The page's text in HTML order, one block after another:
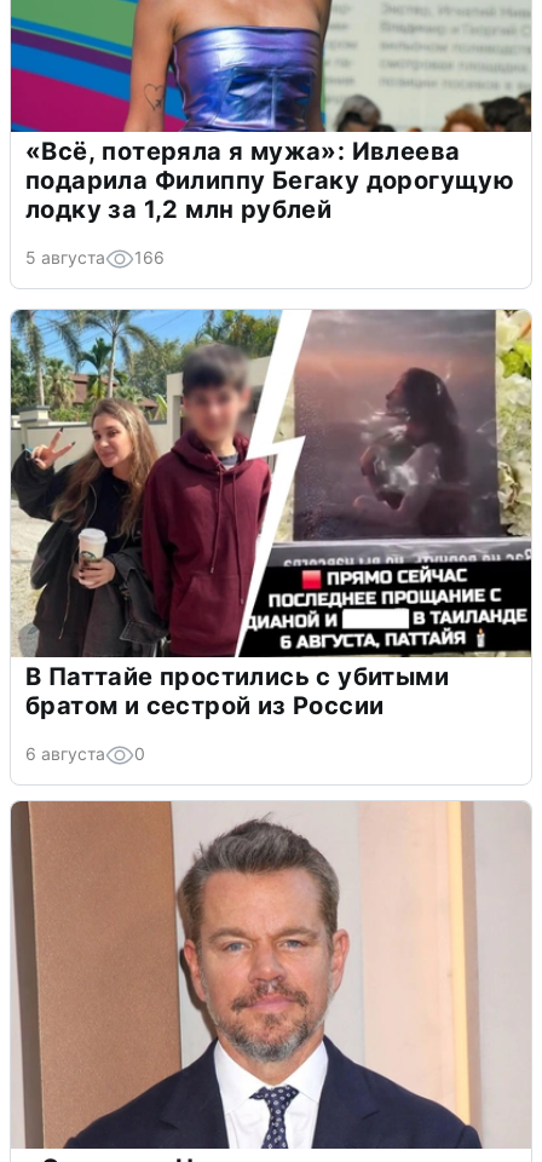
«Всё, потеряла я мужа»: Ивлеева
подарила Филиппу Бегаку дорогущую
лодку за 1,2 млн рублей
5 августа 166
В Паттайе простились с убитыми
братом и сестрой из России
6 августа 0